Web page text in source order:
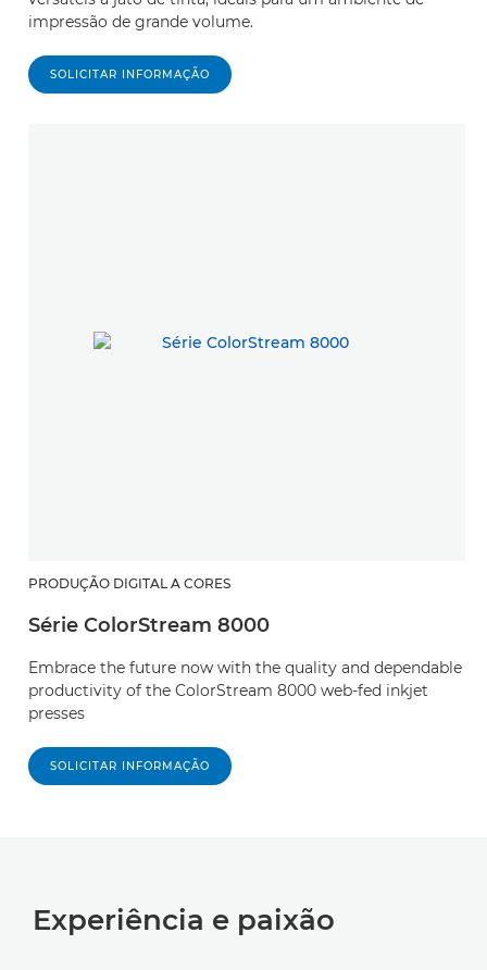
impressão de grande volume.
SOLICITAR INFORMAÇÃO
PRODUÇÃO DIGITAL A CORES
Série ColorStream 8000
Embrace the future now with the quality and dependable
productivity of the ColorStream 8000 web-fed inkjet
presses
SOLICITAR INFORMAÇÃO
Experiência e paixão